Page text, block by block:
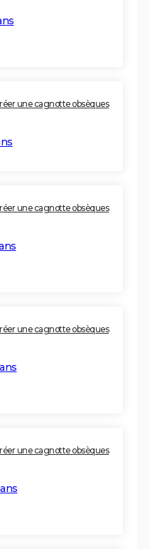
une cagnotte obsèques
une cagnotte obsèques
une cagnotte obsèques
une cagnotte obsèques